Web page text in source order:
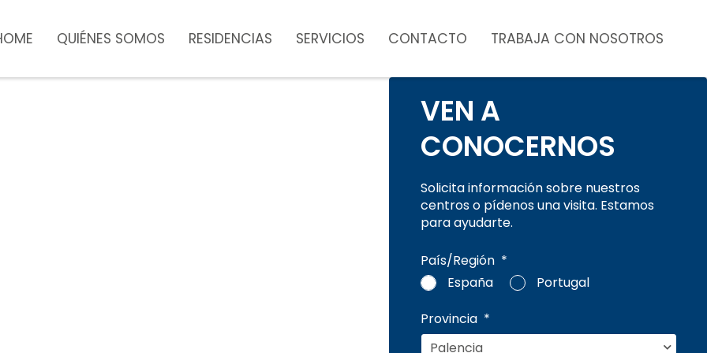
QUIÉNES SOMOS RESIDENCIAS SERVICIOS CONTACTO TRABAJA CON NOSOTROS
VEN A
CONOCERNOS
Solicita información sobre nuestros
centros o pídenos una visita. Estamos
para ayudarte.
País/Región *
España
Portugal
Provincia *
*
*